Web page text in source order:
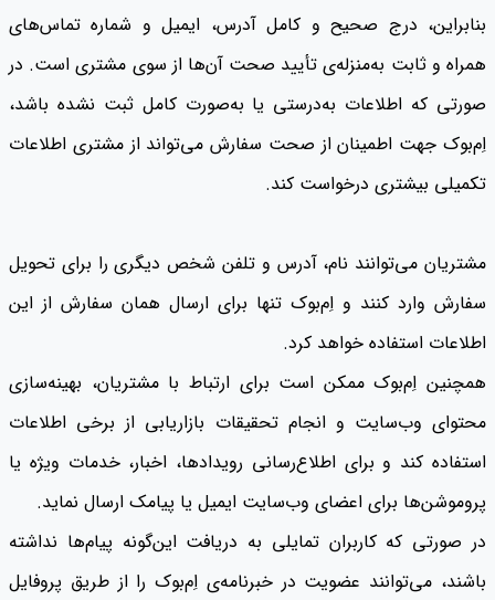
بنابراین، درج صحیح و کامل آدرس، ایمیل و شماره تماس‌های
همراه و ثابت به‌منزله‌ی تأیید صحت آن‌ها از سوی مشتری است. در
صورتی که اطلاعات به‌درستی یا به‌صورت کامل ثبت نشده باشد،
اِم‌بوک جهت اطمینان از صحت سفارش می‌تواند از مشتری اطلاعات
تکمیلی بیشتری درخواست کند.
مشتریان می‌توانند نام، آدرس و تلفن شخص دیگری را برای تحویل
سفارش وارد کنند و اِم‌بوک تنها برای ارسال همان سفارش از این
اطلاعات استفاده خواهد کرد.
همچنین اِم‌بوک ممکن است برای ارتباط با مشتریان، بهینه‌سازی
محتوای وب‌سایت و انجام تحقیقات بازاریابی از برخی اطلاعات
استفاده کند و برای اطلاع‌رسانی رویدادها، اخبار، خدمات ویژه یا
پروموشن‌ها برای اعضای وب‌سایت ایمیل یا پیامک ارسال نماید.
در صورتی که کاربران تمایلی به دریافت این‌گونه پیام‌ها نداشته
باشند، می‌توانند عضویت در خبرنامه‌ی اِم‌بوک را از طریق پروفایل